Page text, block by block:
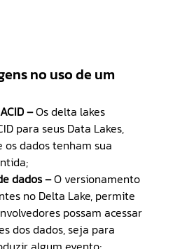
no uso de um
– Os delta lakes
para seus Data Lakes,
os dados tenham sua
dados – O versionamento
no Delta Lake, permite
possam acessar
dos dados, seja para